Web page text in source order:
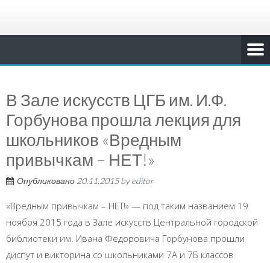
В Зале искусств ЦГБ им. И.Ф.
Горбунова прошла лекция для
школьников «Вредным
привычкам – НЕТ!»
Опубликовано 20.11.2015byeditor
«Вредным привычкам – НЕТ!» — под таким названием 19
ноября 2015 года в Зале искусств Центральной городской
библиотеки им. Ивана Федоровича Горбунова прошли
диспут и викторина со школьниками 7А и 7Б классов